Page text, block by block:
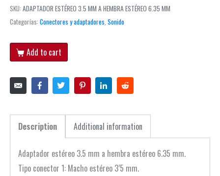
SKU: ADAPTADOR ESTÉREO 3.5 MM A HEMBRA ESTÉREO 6.35 MM
Categorías: Conectores y adaptadores Sonido
Add to cart
Description Additional information
Adaptador estéreo 3.5 mm a hembra estéreo 6.35 mm.
Tipo conector 1: Macho estéreo 3’5 mm.